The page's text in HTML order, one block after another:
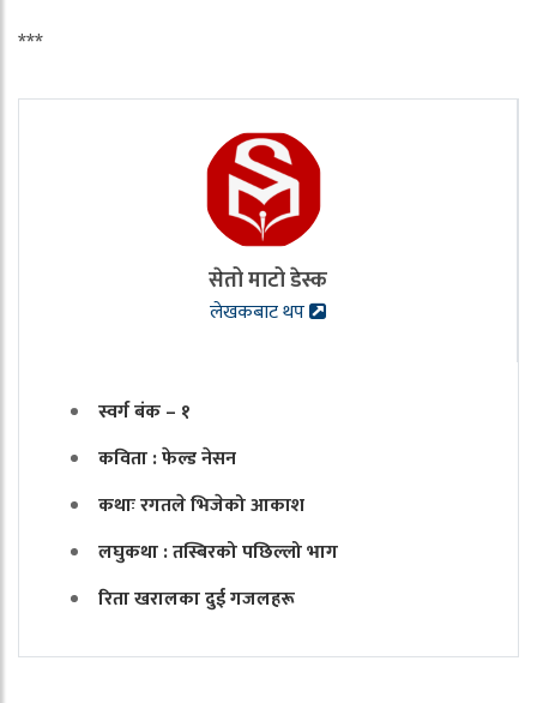
***
सेतो माटो डेस्क
लेखकबाट थप
स्वर्ग बंक – १
कविता : फेल्ड नेसन
कथाः रगतले भिजेको आकाश
लघुकथा : तस्बिरको पछिल्लो भाग
रिता खरालका दुई गजलहरू